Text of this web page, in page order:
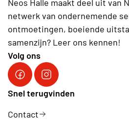
Neos Halle maakt deel uit van
netwerk van ondernemende
ontmoetingen, boeiende
samenzijn? Leer ons kennen!
Volg ons
Facebook Neos Halle
Instagram Neos Halle
Snel terugvinden
Contact